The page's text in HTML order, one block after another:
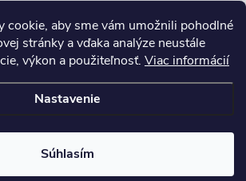
cookie, aby sme vám umožnili pohodlné
stránky a vďaka analýze neustále
výkon a použiteľnosť. Viac informácií
Nastavenie
Súhlasím
na Instagrame